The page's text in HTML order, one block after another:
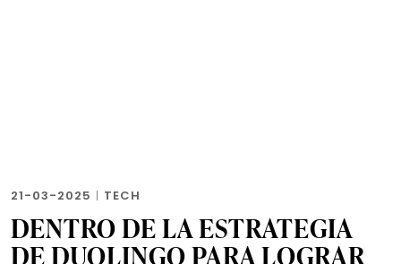
21-03-2025 | TECH
DENTRO DE LA ESTRATEGIA
DE DUOLINGO PARA LOGRAR